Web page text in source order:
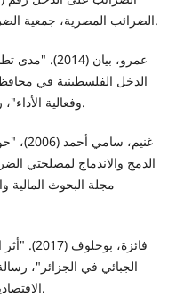
الضرائب المصرية، جمعية الضرائب المصرية، م22، ع87، ص ص39-64.
الدخل الفلسطينية في
وفعالية الأداء"، رسالة ماجستير، جامعة الخليل، فلسطين.
الدمج والاندماج لمصلحتي
مجلة البحوث المالية
الجبائي في الجزائر"،
الاقتصادية، بجامعة محمد خضير، بسكرة، الجزائر.